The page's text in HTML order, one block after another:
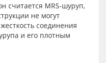
считается MRS-шуруп,
не могут
соединения
и его плотным